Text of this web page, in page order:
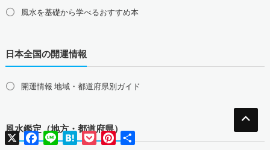
2026年干支の午・馬の開運グッズ
幸運を呼ぶ、かわいい招き猫
四神（青龍・朱雀・白虎・玄武）
風水を基礎から学べるおすすめ本
日本全国の開運情報
開運情報 地域・都道府県別ガイド
風水鑑定（地方・都道府県）
X Facebook
Line HatenaPocketPinterest
有